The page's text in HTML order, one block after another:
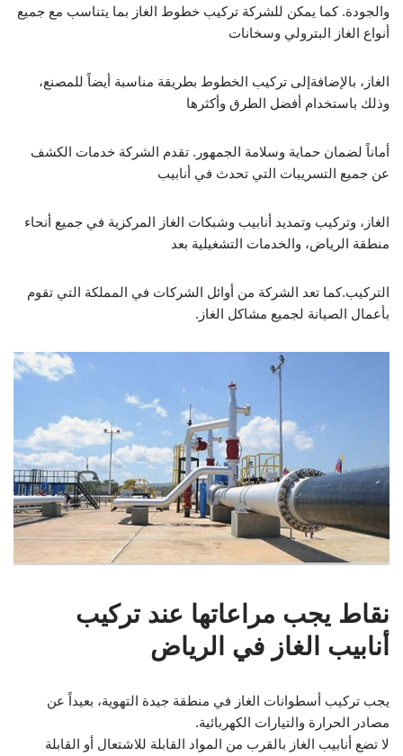
والجودة. كما يمكن للشركة تركيب خطوط الغاز بما يتناسب مع جميع
أنواع الغاز البترولي وسخانات
الغاز، بالإضافةإلى تركيب الخطوط بطريقة مناسبة أيضاً للمصنع،
وذلك باستخدام أفضل الطرق وأكثرها
أماناً لضمان حماية وسلامة الجمهور. تقدم الشركة خدمات الكشف
عن جميع التسريبات التي تحدث في أنابيب
الغاز، وتركيب وتمديد أنابيب وشبكات الغاز المركزية في جميع أنحاء
منطقة الرياض، والخدمات التشغيلية بعد
التركيب.كما تعد الشركة من أوائل الشركات في المملكة التي تقوم
بأعمال الصيانة لجميع مشاكل الغاز.
نقاط يجب مراعاتها عند تركيب
أنابيب الغاز في الرياض
يجب تركيب أسطوانات الغاز في منطقة جيدة التهوية، بعيداً عن
مصادر الحرارة والتيارات الكهربائية.
لا تضع أنابيب الغاز بالقرب من المواد القابلة للاشتعال أو القابلة